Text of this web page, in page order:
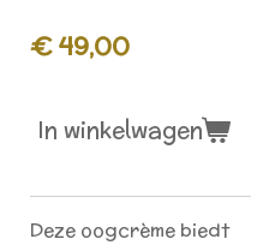
€ 49,00
In winkelwagen
Deze oogcrème biedt